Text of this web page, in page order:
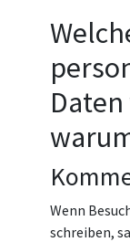
Wenn
schreiben,